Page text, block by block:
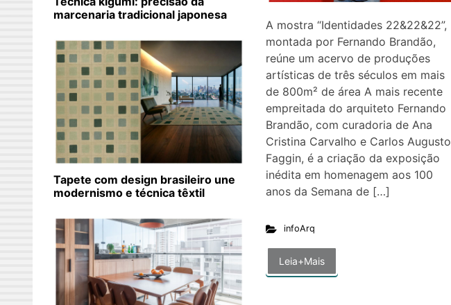
A mostra “Identidades 22&22&22”,
montada por Fernando Brandão,
reúne um acervo de produções
artísticas de três séculos em mais
de 800m² de área A mais recente
empreitada do arquiteto Fernando
Brandão, com curadoria de Ana
Cristina Carvalho e Carlos Augusto
Faggin, é a criação da exposição
inédita em homenagem aos 100
anos da Semana de […]
infoArq
Leia+Mais
marcenaria tradicional japonesa
Tapete com design brasileiro une
modernismo e técnica têxtil